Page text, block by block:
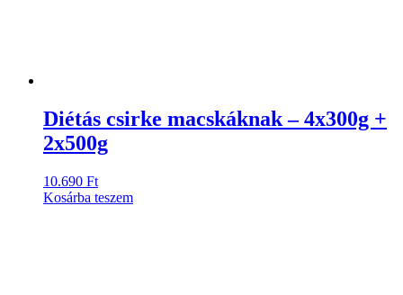
Diétás csirke macskáknak – 4x300g +
2x500g
10.690 Ft
Kosárba teszem